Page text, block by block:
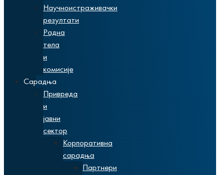
Научноистраживачки
резултати
Радна
тела
и
комисије
Сарадња
Привреда
и
јавни
сектор
Корпоративна
сарадња
Партнери